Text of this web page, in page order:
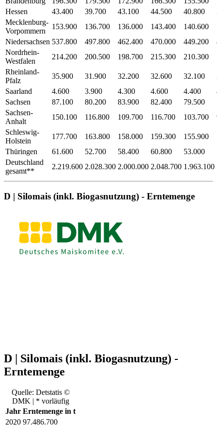
Hessen
43.400 39.700 43.100 44.500 40.800
Mecklenburg-
Vorpommern
153.900 136.700 136.000 143.400 140.600
Niedersachsen 537.800 497.800 462.400 470.000 449.200
Nordrhein-
Westfalen
214.200 200.500 198.700 215.300 210.300
Rheinland-
Pfalz
35.900 31.900 32.200 32.600 32.100
Saarland
4.600 3.900 4.300 4.600 4.400
Sachsen
87.100 80.200 83.900 82.400 79.500
Sachsen-
Anhalt
150.100 116.800 109.700 116.700 103.700
Schleswig-
Holstein
177.700 163.800 158.000 159.300 155.900
Thüringen
61.600 52.700 58.400 60.800 53.000
Deutschland
gesamt**
2.219.600 2.028.300 2.000.000 2.048.700 1.963.100
D | Silomais (inkl. Biogasnutzung) - Erntemenge
D | Silomais (inkl. Biogasnutzung) -
Erntemenge
Quelle: Detstatis ©
DMK | * vorläufig
Jahr Erntemenge in t
2020 97.486.700